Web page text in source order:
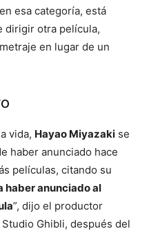
esa categoría, está
dirigir otra película,
en lugar de un
vida, Hayao Miyazaki se
haber anunciado hace
películas, citando su
haber anunciado al
”, dijo el productor
Ghibli, después del